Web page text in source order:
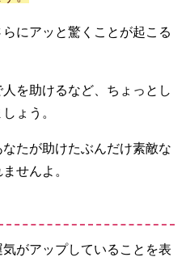
にアッと驚くことが起こる
を助けるなど、ちょっとし
ょう。
たが助けたぶんだけ素敵な
せんよ。
がアップしていることを表